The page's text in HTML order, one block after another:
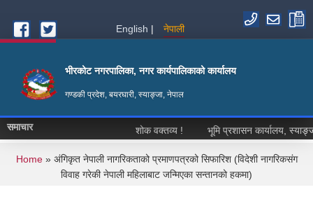
English
नेपाली
भीरकोट नगरपालिका, नगर कार्यपालिकाको कार्यालय
गण्डकी प्रदेश, बयरघारी, स्याङ्जा, नेपाल
समाचार शोक वक्तव्य ! भूमि प्रशासन कार्यालय,
You are here
Home» अंगिकृत नेपाली नागरिकताको प्रमाणपत्रको सिफारिश (विदेशी नागरिकसंग
विवाह गरेकी नेपाली महिलाबाट जन्मिएका सन्तानको हकमा)